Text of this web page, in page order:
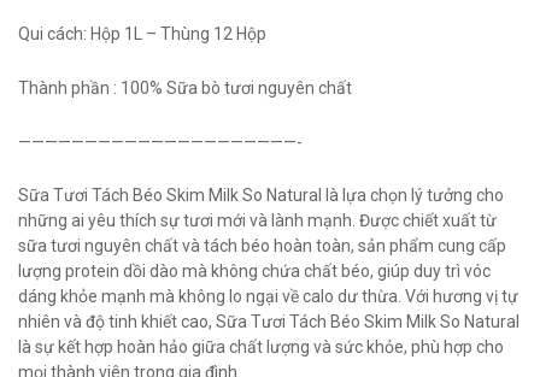
Qui cách: Hộp 1L – Thùng 12 Hộp
Thành phần : 100% Sữa bò tươi nguyên chất
—————————————————————-
Sữa Tươi Tách Béo Skim Milk So Natural là lựa chọn lý tưởng cho
những ai yêu thích sự tươi mới và lành mạnh. Được chiết xuất từ
sữa tươi nguyên chất và tách béo hoàn toàn, sản phẩm cung cấp
lượng protein dồi dào mà không chứa chất béo, giúp duy trì vóc
dáng khỏe mạnh mà không lo ngại về calo dư thừa. Với hương vị tự
nhiên và độ tinh khiết cao, Sữa Tươi Tách Béo Skim Milk So Natural
là sự kết hợp hoàn hảo giữa chất lượng và sức khỏe, phù hợp cho
mọi thành viên trong gia đình.